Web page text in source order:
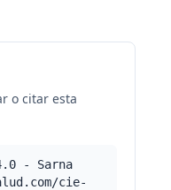
o citar esta
- Sarna
cie-